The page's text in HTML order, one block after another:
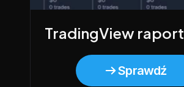
TradingView raport
Sprawdź